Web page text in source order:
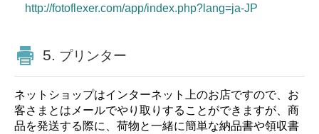
http://fotoflexer.com/app/index.php?lang=ja-JP
5. プリンター
ネットショップはインターネット上のお店ですので、お
客さまとはメールでやり取りすることができますが、商
品を発送する際に、荷物と一緒に簡単な納品書や領収書